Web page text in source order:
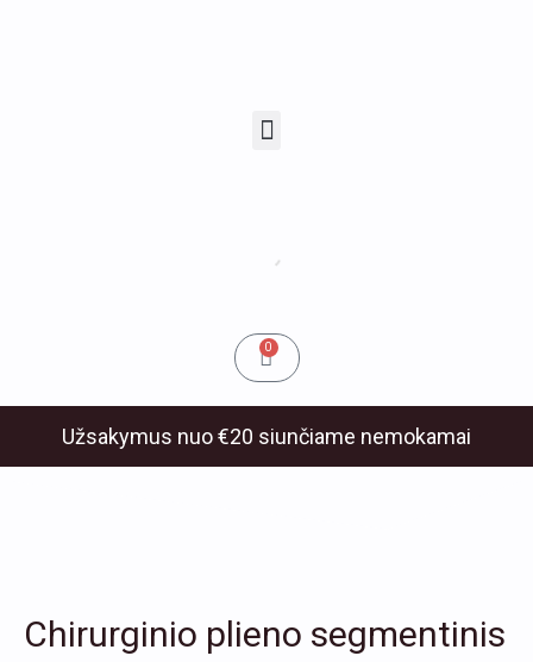
0Cart
Užsakymus nuo €20 siunčiame nemokamai
Chirurginio plieno segmentinis